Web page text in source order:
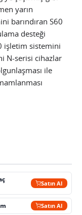
yarın
barındıran S60
desteği
işletim sistemini
N-serisi cihazlar
ile
Satın Al
Satın Al